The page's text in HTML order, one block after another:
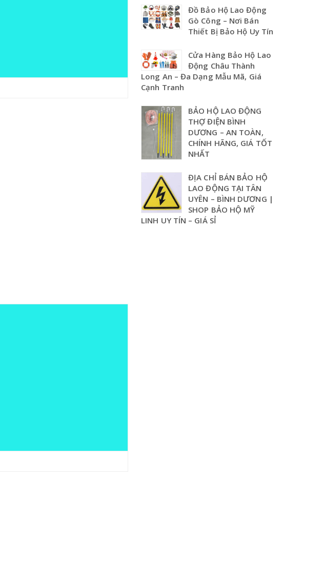
Đồ Bảo Hộ Lao Động
Gò Công – Nơi Bán
Thiết Bị Bảo Hộ Uy Tín
Cửa Hàng Bảo Hộ Lao
Động Châu Thành
Long An – Đa Dạng Mẫu Mã, Giá
Cạnh Tranh
BẢO HỘ LAO ĐỘNG
THỢ ĐIỆN BÌNH
DƯƠNG – AN TOÀN,
CHÍNH HÃNG, GIÁ TỐT
NHẤT
ĐỊA CHỈ BÁN BẢO HỘ
LAO ĐỘNG TẠI TÂN
UYÊN – BÌNH DƯƠNG |
SHOP BẢO HỘ MỸ
LINH UY TÍN – GIÁ SỈ